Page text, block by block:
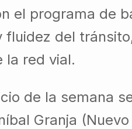
el programa de
fluidez del
la red vial.
de la semana
Granja